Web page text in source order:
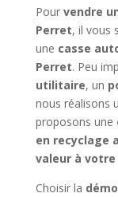
Pour vendre
Perret, il vous
une casse
Perret. Peu
utilitaire, un
nous réalisons
proposons une
en recyclage
valeur à votre
Choisir la